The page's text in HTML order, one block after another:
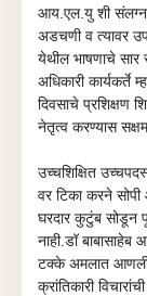
आय.एल.यु शी
अडचणी व त्यावर
येथील भाषणाचे सार
अधिकारीकार्यकर्ते
दिवसाचे प्रशिक्षण
नेतृत्व करण्यास
उच्चशिक्षित
वर टिका करने सोपी
घरदार कुटुंब सोडून
नाही.डॉ
टक्के अमलात आणली.
क्रांतिकारी